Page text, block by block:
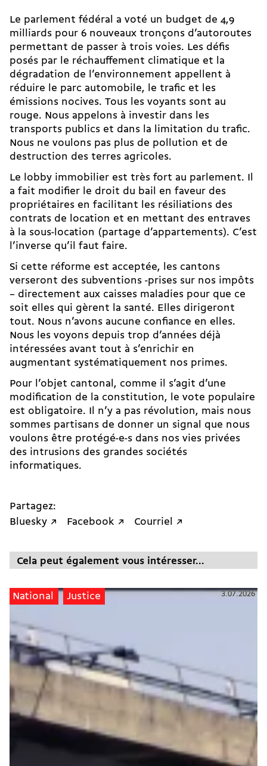
Le parlement fédéral a voté un budget de 4,9
milliards pour 6 nouveaux tronçons d’autoroutes
permettant de passer à trois voies. Les défis
posés par le réchauffement climatique et la
dégradation de l’environnement appellent à
réduire le parc automobile, le trafic et les
émissions nocives. Tous les voyants sont au
rouge. Nous appelons à investir dans les
transports publics et dans la limitation du trafic.
Nous ne voulons pas plus de pollution et de
destruction des terres agricoles.
Le lobby immobilier est très fort au parlement. Il
a fait modifier le droit du bail en faveur des
propriétaires en facilitant les résiliations des
contrats de location et en mettant des entraves
à la sous-location (partage d’appartements). C’est
l’inverse qu’il faut faire.
Si cette réforme est acceptée, les cantons
verseront des subventions -prises sur nos impôts
– directement aux caisses maladies pour que ce
soit elles qui gèrent la santé. Elles dirigeront
tout. Nous n’avons aucune confiance en elles.
Nous les voyons depuis trop d’années déjà
intéressées avant tout à s’enrichir en
augmentant systématiquement nos primes.
Pour l’objet cantonal, comme il s’agit d’une
modification de la constitution, le vote populaire
est obligatoire. Il n’y a pas révolution, mais nous
sommes partisans de donner un signal que nous
voulons être protégé-e-s dans nos vies privées
des intrusions des grandes sociétés
informatiques.
Partagez:
Bluesky ↗
Facebook ↗ Courriel ↗
Cela peut également vous intéresser...
National Justice 3.07.2026